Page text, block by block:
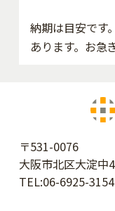
納期は目安です
あります。お急
〒531-0076
大阪市北区大淀中
TEL:06-6925-3154